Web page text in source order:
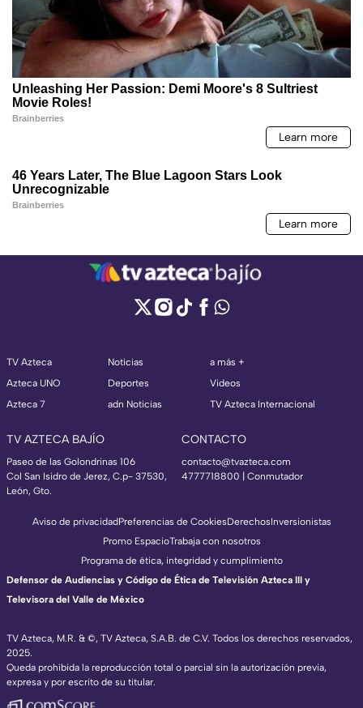
TV Azteca
Azteca UNO
Azteca 7
Noticias
Deportes
adn Noticias
a más +
Videos
TV Azteca Internacional
TV AZTECA BAJÍO
Paseo de las Golondrinas 106
Col San Isidro de Jerez, C.p- 37530,
León, Gto.
CONTACTO
contacto@tvazteca.com
4777718800 | Conmutador
TV Azteca, M.R. & ©, TV Azteca, S.A.B. de C.V. Todos los derechos reservados,
2025.
Queda prohibida la reproducción total o parcial sin la autorización previa,
expresa y por escrito de su titular.
Aviso de privacidadPreferencias de CookiesDerechosInversionistas
Promo EspacioTrabaja con nosotros
Programa de ética, integridad y cumplimiento
Defensor de Audiencias y Código de Ética de Televisión Azteca III y
Televisora del Valle de México